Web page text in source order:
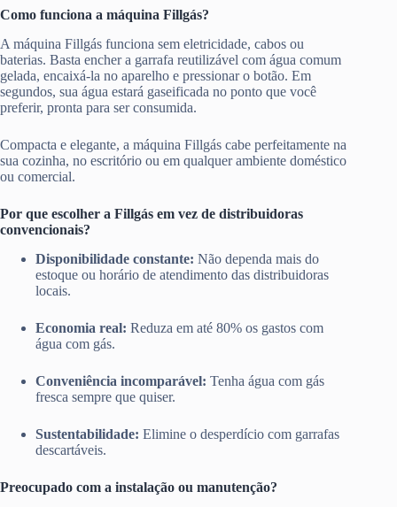
Como funciona a máquina Fillgás?
A máquina Fillgás funciona sem eletricidade, cabos ou
baterias. Basta encher a garrafa reutilizável com água comum
gelada, encaixá-la no aparelho e pressionar o botão. Em
segundos, sua água estará gaseificada no ponto que você
preferir, pronta para ser consumida.
Compacta e elegante, a máquina Fillgás cabe perfeitamente na
sua cozinha, no escritório ou em qualquer ambiente doméstico
ou comercial.
Por que escolher a Fillgás em vez de distribuidoras
convencionais?
Disponibilidade constante: Não dependa mais do
estoque ou horário de atendimento das distribuidoras
locais.
Economia real: Reduza em até 80% os gastos com
água com gás.
Conveniência incomparável: Tenha água com gás
fresca sempre que quiser.
Sustentabilidade: Elimine o desperdício com garrafas
descartáveis.
Preocupado com a instalação ou manutenção?